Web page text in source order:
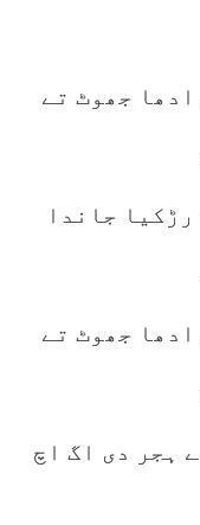
جھوٹ تے
جاندا
جھوٹ تے
ہجر دی اگ اچ